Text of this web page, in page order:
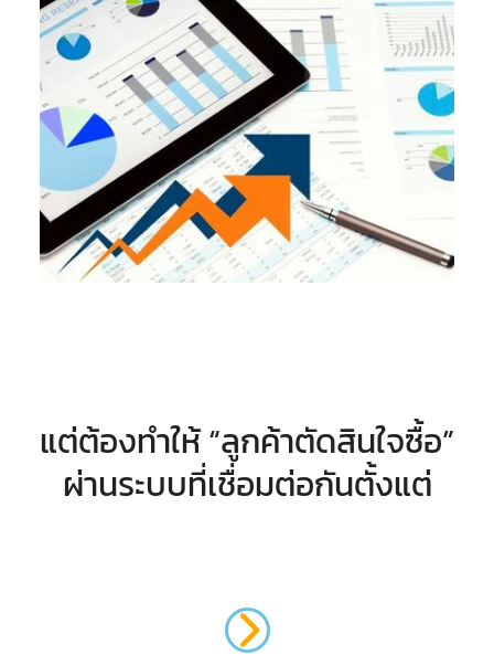
แต่ต้องทำให้ “ลูกค้าตัดสินใจซื้อ”
ผ่านระบบที่เชื่อมต่อกันตั้งแต่